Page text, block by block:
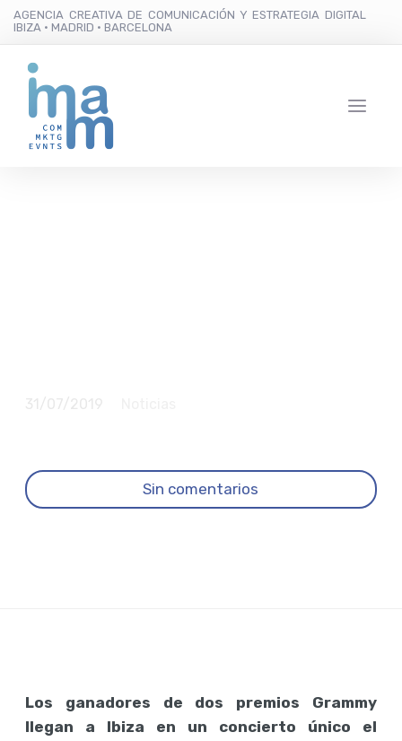
AGENCIA CREATIVA DE COMUNICACIÓN Y ESTRATEGIA DIGITAL
IBIZA · MADRID · BARCELONA
Sin comentarios
Los ganadores de dos premios Grammy
llegan a Ibiza en un concierto único el